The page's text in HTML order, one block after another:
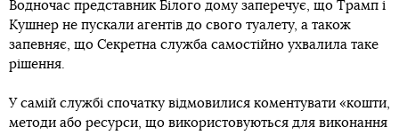
Водночас представник Білого дому заперечує, що Трамп і
Кушнер не пускали агентів до свого туалету, а також
запевняє, що Секретна служба самостійно ухвалила таке
рішення.
У самій службі спочатку відмовилися коментувати «кошти,
методи або ресурси, що використовуються для виконання